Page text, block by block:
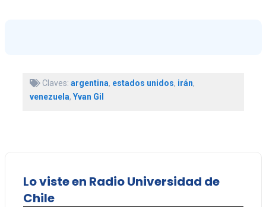
Claves: argentina, estados unidos, irán,
venezuela, Yvan Gil
Lo viste en Radio Universidad de
Chile